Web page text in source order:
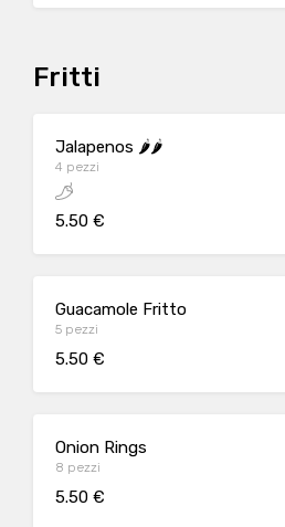
Fritti
Jalapenos 🌶️🌶️
4 pezzi
5.50 €
Guacamole Fritto
5 pezzi
5.50 €
Onion Rings
8 pezzi
5.50 €